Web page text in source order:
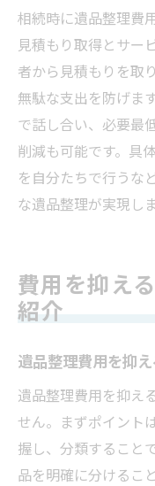
相続時に遺品整理費
見積もり取得とサー
者から見積もりを取
無駄な支出を防げま
で話し合い、必要最
削減も可能です。具
を自分たちで行うな
な遺品整理が実現しま
費用を抑え
紹介
遺品整理費用を抑
遺品整理費用を抑え
せん。まずポイント
握し、分類すること
品を明確に分けるこ